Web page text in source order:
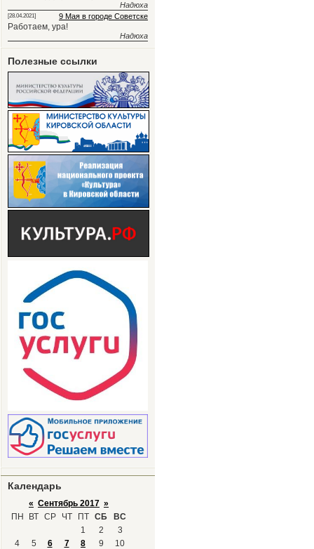
Надюха
[28.04.2021] 9 Мая в городе Советске
Работаем, ура!
Надюха
Полезные ссылки
Календарь
« Сентябрь 2017 »
ПН
ВТ СР ЧТ ПТ СБ
ВС
1
2
3
4
5 6 7 8 9
10